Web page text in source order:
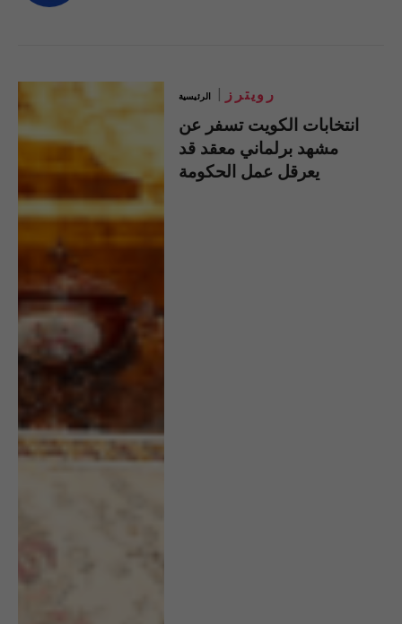
الرئيسية رويترز
انتخابات الكويت تسفر عن
مشهد برلماني معقد قد
يعرقل عمل الحكومة